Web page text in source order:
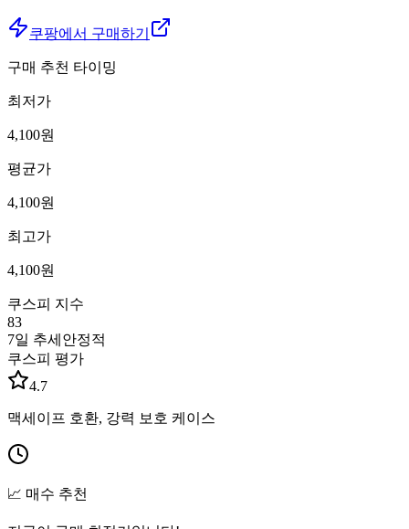
쿠팡에서 구매하기
구매 추천 타이밍
최저가
4,100원
평균가
4,100원
최고가
4,100원
쿠스피 지수
83
7일 추세 안정적
쿠스피 평가
4.7
맥세이프 호환, 강력 보호 케이스
📈 매수 추천